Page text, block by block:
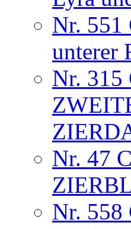
Nr. 551
unterer
Nr.
Nr. 47
Nr. 558